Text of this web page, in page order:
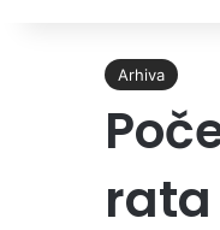
Arhiva
rata